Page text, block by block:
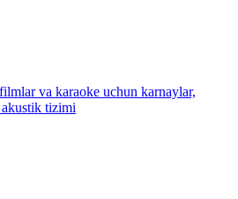
va karaoke uchun karnaylar,
tizimi